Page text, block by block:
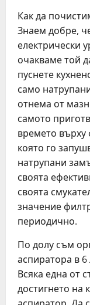
Как да
Знаем добре,
електрически
очакваме той
пуснете
само
отнема от
самото
времето върху
която го
натрупани
своята
своята
значение
периодично.
По долу съм
аспиратора в
Всяка една от
достигнето на